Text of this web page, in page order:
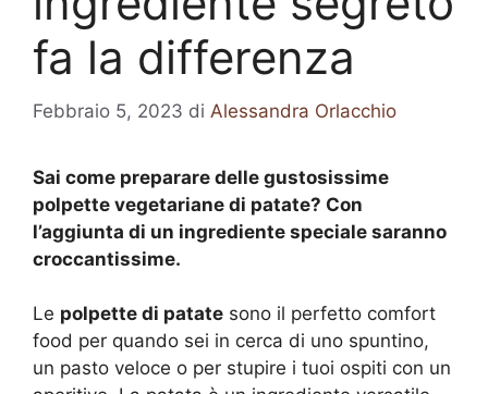
fa la differenza
Febbraio 5, 2023 di Alessandra Orlacchio
Sai come preparare delle gustosissime
polpette vegetariane di patate? Con
l’aggiunta di un ingrediente speciale saranno
croccantissime.
Le polpette di patate sono il perfetto comfort
food per quando sei in cerca di uno spuntino,
un pasto veloce o per stupire i tuoi ospiti con un